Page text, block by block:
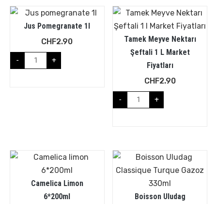
Jus Pomegranate 1l
CHF2.90
- +
Tamek Meyve Nektarı
Şeftali 1 L Market
Fiyatları
CHF2.90
- +
Camelica Limon
6*200ml
Boisson Uludag